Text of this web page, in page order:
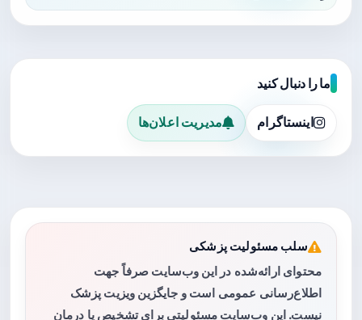
ما را دنبال کنید
اینستاگرام مدیریت اعلان‌ها
سلب مسئولیت پزشکی
محتوای ارائه‌شده در این وب‌سایت صرفاً جهت
اطلاع‌رسانی عمومی است و جایگزین ویزیت پزشک
نیست. این وب‌سایت مسئولیتی برای تشخیص یا درمان